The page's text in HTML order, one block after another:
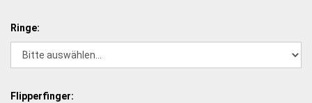
Ringe:
Flipperfinger: